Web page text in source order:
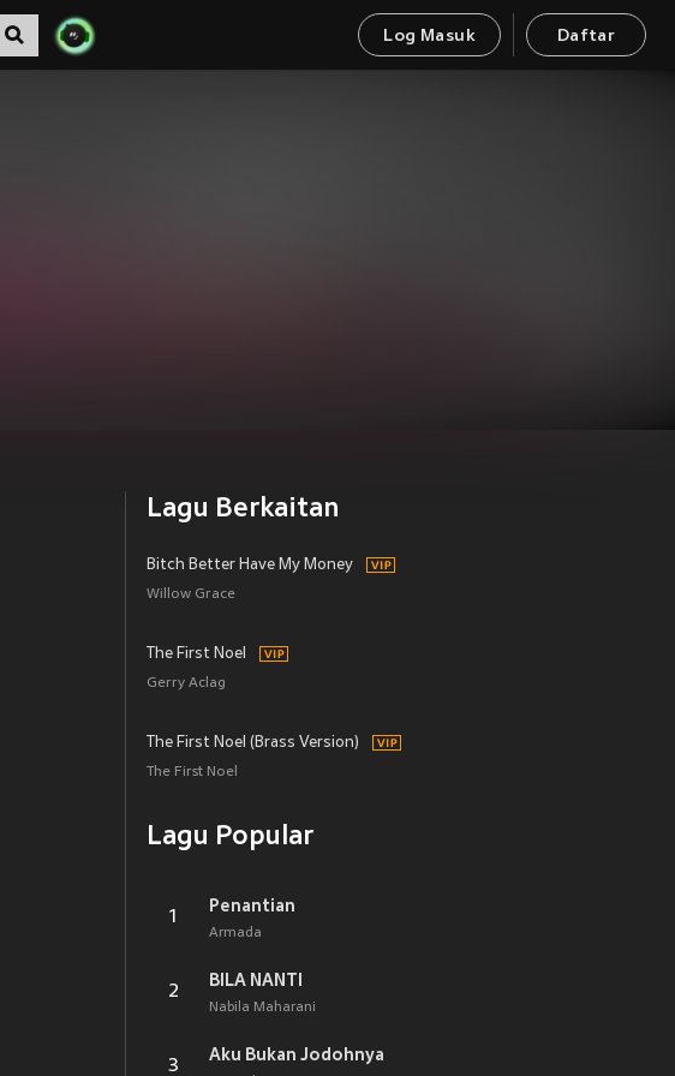
Log Masuk Daftar
Lagu Berkaitan
Bitch Better Have My Money
Willow Grace
The First Noel
Gerry Aclag
The First Noel (Brass Version)
The First Noel
Lagu Popular
1
Penantian
Armada
2
BILA NANTI
Nabila Maharani
3
Aku Bukan Jodohnya